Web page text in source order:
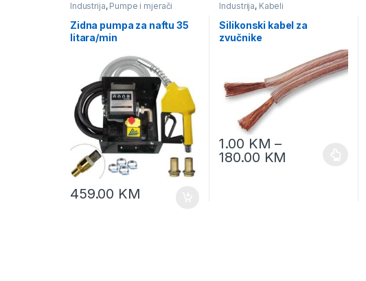
Industrija, Pumpe i mjerači
protika tekućine
Pumpe za
naftu
Zidna pumpa za naftu 35
litara/min
459.00 KM
Industrija, Kabeli
Silikonski kabel za
zvučnike
1.00 KM –
180.00 KM